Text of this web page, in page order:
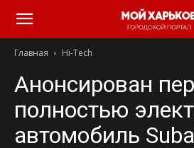
Главная Hi-Tech
Анонсирован
полностью
автомобиль